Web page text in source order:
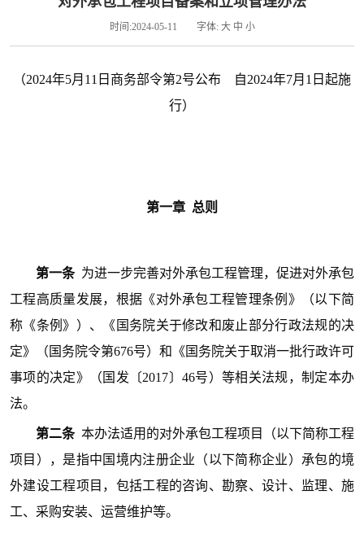
时间:2024-05-11 字体: 大 中 小
（2024年5月11日商务部令第2号公布 自2024年7月1日起施
行）
第一章 总则
第一条 为进一步完善对外承包工程管理，促进对外承包
工程高质量发展，根据《对外承包工程管理条例》（以下简
称《条例》）、《国务院关于修改和废止部分行政法规的决
定》（国务院令第676号）和《国务院关于取消一批行政许可
事项的决定》（国发〔2017〕46号）等相关法规，制定本办
法。
第二条 本办法适用的对外承包工程项目（以下简称工程
项目），是指中国境内注册企业（以下简称企业）承包的境
外建设工程项目，包括工程的咨询、勘察、设计、监理、施
工、采购安装、运营维护等。